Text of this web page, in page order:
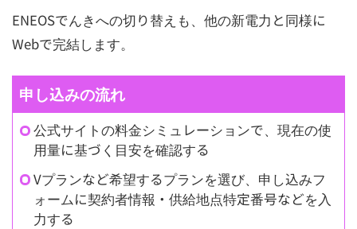
ENEOSでんきへの切り替えも、他の新電力と同様に
Webで完結します。
申し込みの流れ
公式サイトの料金シミュレーションで、現在の使
用量に基づく目安を確認する
Vプランなど希望するプランを選び、申し込みフ
ォームに契約者情報・供給地点特定番号などを入
力する